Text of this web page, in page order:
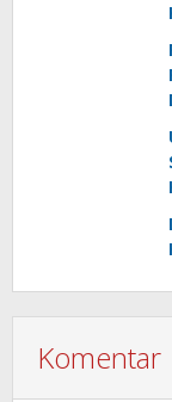
Komentar